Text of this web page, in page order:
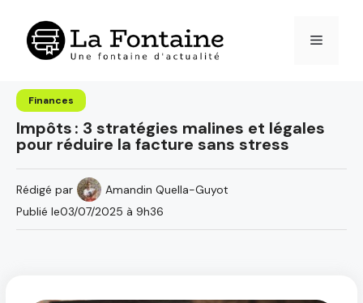
contenu
Menu
Finances
Impôts : 3 stratégies malines et légales
pour réduire la facture sans stress
Rédigé par
Amandin Quella-Guyot
Publié le03/07/2025 à 9h36